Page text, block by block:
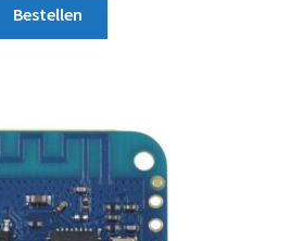
was:
€4,95. €3,95.
Bestellen